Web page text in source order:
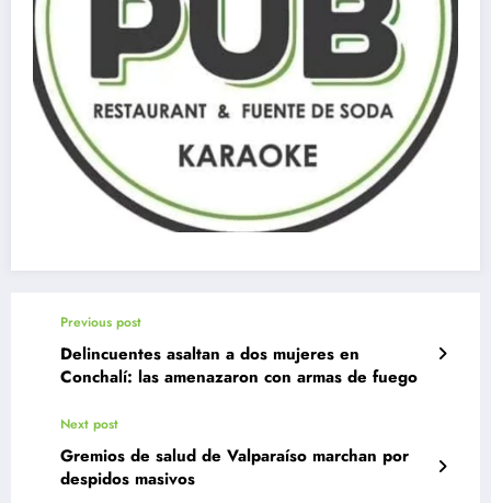
Previous post
Delincuentes asaltan a dos mujeres en
Conchalí: las amenazaron con armas de fuego
Next post
Gremios de salud de Valparaíso marchan por
despidos masivos